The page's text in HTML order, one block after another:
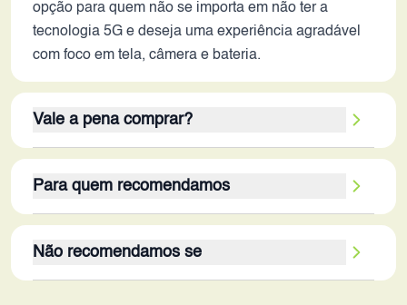
opção para quem não se importa em não ter a
tecnologia 5G e deseja uma experiência agradável
com foco em tela, câmera e bateria.
Vale a pena comprar?
uma escolha válida em 2026, dependendo das
necessidades e prioridades do usuário. Se o foco
e capacidade de armazenamento, o aparelho se
destaca. A tela AMOLED de 90Hz e a bateria de
Para quem recomendamos
que buscam um smartphone para uso diário, com
foco em consumo de mídia, fotos e vídeos. É ideal
Não recomendamos se